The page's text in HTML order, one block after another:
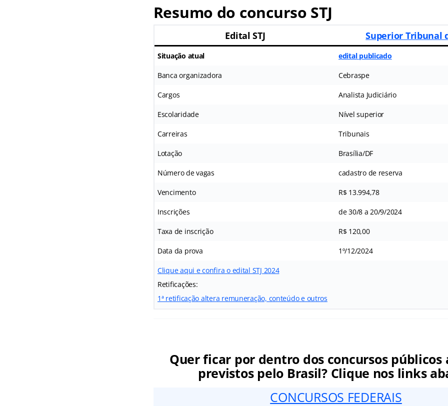
Resumo do concurso STJ
Edital STJ Superior Tribunal
Situação atual edital publicado
Banca organizadora Cebraspe
Cargos Analista Judiciário
Escolaridade Nível superior
Carreiras Tribunais
Lotação Brasília/DF
Número de vagas cadastro de reserva
Vencimento R$ 13.994,78
Inscrições de 30/8 a 20/9/2024
Taxa de inscrição R$ 120,00
Data da prova 1º/12/2024
Clique aqui e confira o edital STJ 2024
Retificações:
1ª retificação altera remuneração, conteúdo e outros
Quer ficar por dentro dos concursos públicos
previstos pelo Brasil? Clique nos links
CONCURSOS FEDERAIS